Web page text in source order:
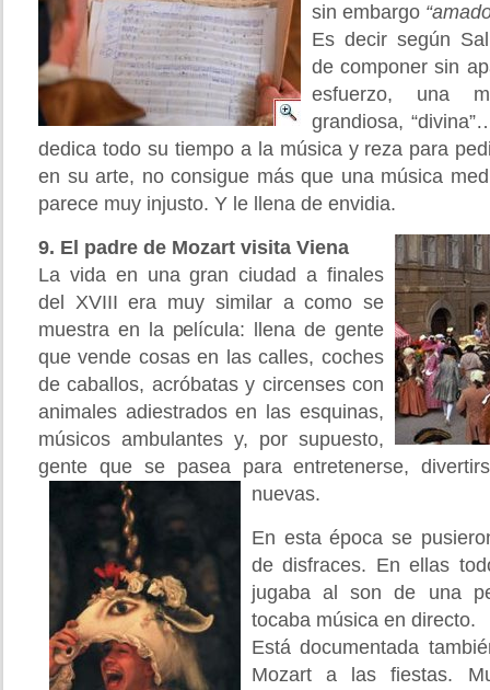
sin embargo
Es decir según
de componer sin
esfuerzo, una
grandiosa,
dedica todo su tiempo a la música y reza para
en su arte, no consigue más que una música
parece muy injusto. Y le llena de envidia.
9. El padre de Mozart visita Viena
La vida en una gran ciudad a finales
del XVIII era muy similar a como se
muestra en la película: llena de gente
que vende cosas en las calles, coches
de caballos, acróbatas y circenses con
animales adiestrados en las esquinas,
músicos ambulantes y, por supuesto,
gente que se pasea para entretenerse,
nuevas.
En esta época se
de disfraces. En ellas
jugaba al son de una
tocaba música en directo.
Está documentada
Mozart a las fiestas.